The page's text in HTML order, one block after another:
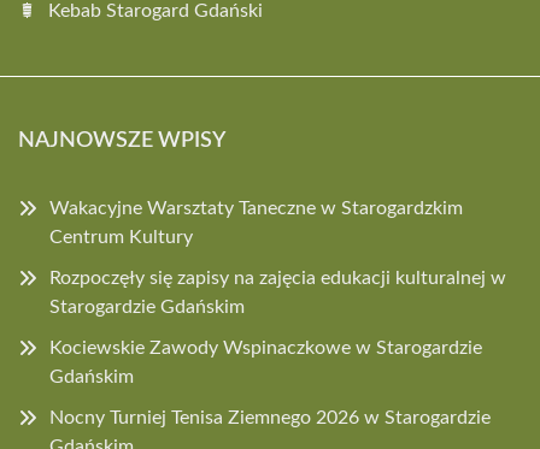
Kebab Starogard Gdański
NAJNOWSZE WPISY
Wakacyjne Warsztaty Taneczne w Starogardzkim
Centrum Kultury
Rozpoczęły się zapisy na zajęcia edukacji kulturalnej w
Starogardzie Gdańskim
Kociewskie Zawody Wspinaczkowe w Starogardzie
Gdańskim
Nocny Turniej Tenisa Ziemnego 2026 w Starogardzie